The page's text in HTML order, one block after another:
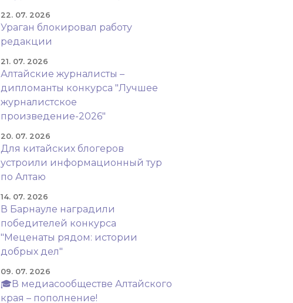
22. 07. 2026
Ураган блокировал работу
редакции
21. 07. 2026
Алтайские журналисты –
дипломанты конкурса "Лучшее
журналистское
произведение-2026"
20. 07. 2026
Для китайских блогеров
устроили информационный тур
по Алтаю
14. 07. 2026
В Барнауле наградили
победителей конкурса
"Меценаты рядом: истории
добрых дел"
09. 07. 2026
🎓В медиасообществе Алтайского
края – пополнение!